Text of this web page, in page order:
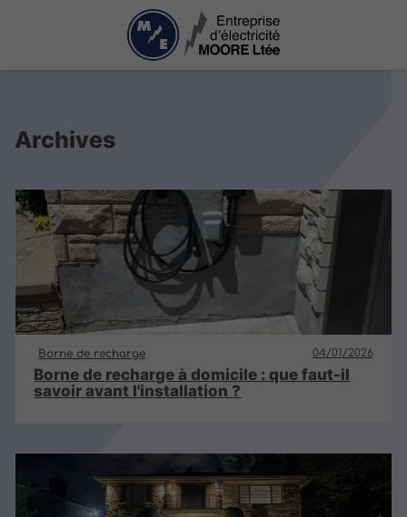
Archives
Borne de recharge 04/01/2026
Borne de recharge à domicile : que faut-il
savoir avant l'installation ?